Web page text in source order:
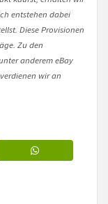
entstehen dabei
Diese Provisionen
Zu den
anderem eBay
wir an